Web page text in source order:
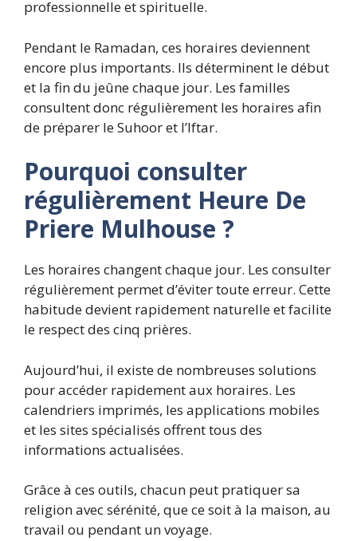
professionnelle et spirituelle.
Pendant le Ramadan, ces horaires deviennent
encore plus importants. Ils déterminent le début
et la fin du jeûne chaque jour. Les familles
consultent donc régulièrement les horaires afin
de préparer le Suhoor et l’Iftar.
Pourquoi consulter
régulièrement Heure De
Priere Mulhouse ?
Les horaires changent chaque jour. Les consulter
régulièrement permet d’éviter toute erreur. Cette
habitude devient rapidement naturelle et facilite
le respect des cinq prières.
Aujourd’hui, il existe de nombreuses solutions
pour accéder rapidement aux horaires. Les
calendriers imprimés, les applications mobiles
et les sites spécialisés offrent tous des
informations actualisées.
Grâce à ces outils, chacun peut pratiquer sa
religion avec sérénité, que ce soit à la maison, au
travail ou pendant un voyage.